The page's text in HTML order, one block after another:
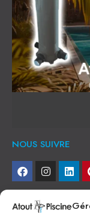
NOUS SUIVRE
NEWSLETTER